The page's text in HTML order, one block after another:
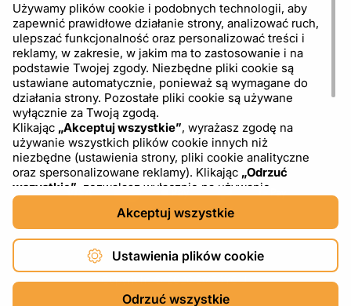
Copyright © 2026 DXF4YOU.
PL USD - US Dollar ($)
Używamy plików cookie i podobnych technologii, aby
zapewnić prawidłowe działanie strony, analizować ruch,
ulepszać funkcjonalność oraz personalizować treści i
reklamy, w zakresie, w jakim ma to zastosowanie i na
podstawie Twojej zgody. Niezbędne pliki cookie są
ustawiane automatycznie, ponieważ są wymagane do
działania strony. Pozostałe pliki cookie są używane
wyłącznie za Twoją zgodą.
Klikając „Akceptuj wszystkie”, wyrażasz zgodę na
używanie wszystkich plików cookie innych niż
niezbędne (ustawienia strony, pliki cookie analityczne
oraz spersonalizowane reklamy). Klikając „Odrzuć
wszystkie” , zezwalasz wyłącznie na używanie
niezbędnych plików cookie. Klikając
, możesz wybrać, które kategorie plików cookie
chcesz zaakceptować lub zablokować. Możesz w
dowolnym momencie zmienić lub wycofać swoją zgodę,
korzystając z linku „Ustawienia plików cookie” w dolnej
części strony. Więcej informacji na temat korzystania z
plików cookie, w tym o dostawcach zewnętrznych,
Akceptuj wszystkie
Ustawienia plików cookie
Odrzuć wszystkie